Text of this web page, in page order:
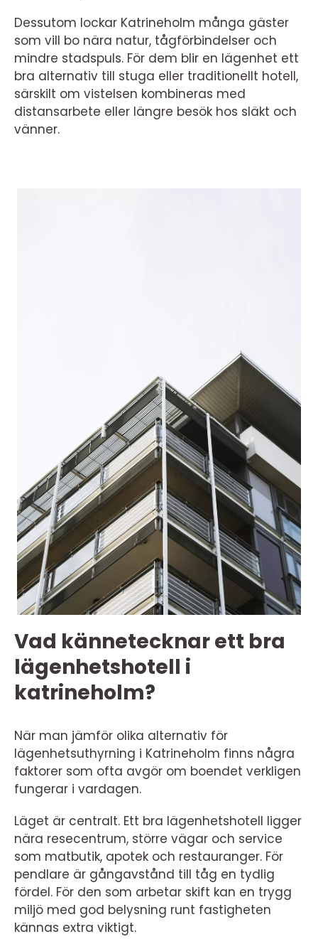
Dessutom lockar Katrineholm många gäster
som vill bo nära natur, tågförbindelser och
mindre stadspuls. För dem blir en lägenhet ett
bra alternativ till stuga eller traditionellt hotell,
särskilt om vistelsen kombineras med
distansarbete eller längre besök hos släkt och
vänner.
Vad kännetecknar ett bra
lägenhetshotell i
katrineholm?
När man jämför olika alternativ för
lägenhetsuthyrning i Katrineholm finns några
faktorer som ofta avgör om boendet verkligen
fungerar i vardagen.
Läget är centralt. Ett bra lägenhetshotell ligger
nära resecentrum, större vägar och service
som matbutik, apotek och restauranger. För
pendlare är gångavstånd till tåg en tydlig
fördel. För den som arbetar skift kan en trygg
miljö med god belysning runt fastigheten
kännas extra viktigt.